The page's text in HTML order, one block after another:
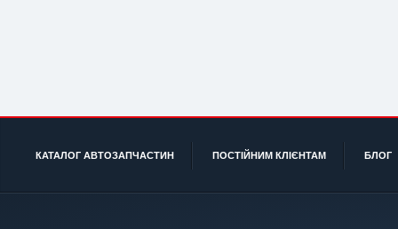
КАТАЛОГ АВТОЗАПЧАСТИН ПОСТІЙНИМ КЛІЄНТАМ БЛОГ